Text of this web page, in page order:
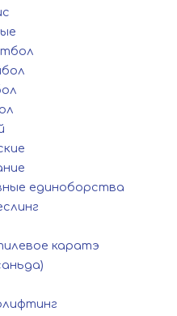
единоборства
каратэ